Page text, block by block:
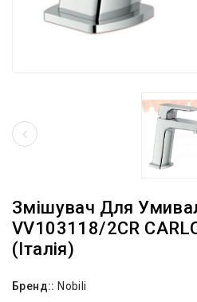
Змішувач Для
VV103118/2CR
(Італія)
Бренд:: Nobili